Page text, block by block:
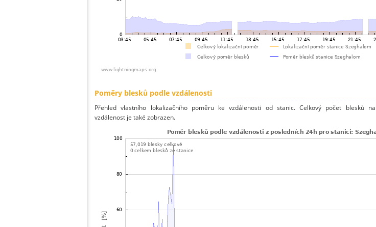
Poměry blesků podle vzdálenosti
Přehled vlastního lokalizačního poměru ke vzdálenosti od stanic. Celkový počet blesků na
vzdálenost je také zobrazen.